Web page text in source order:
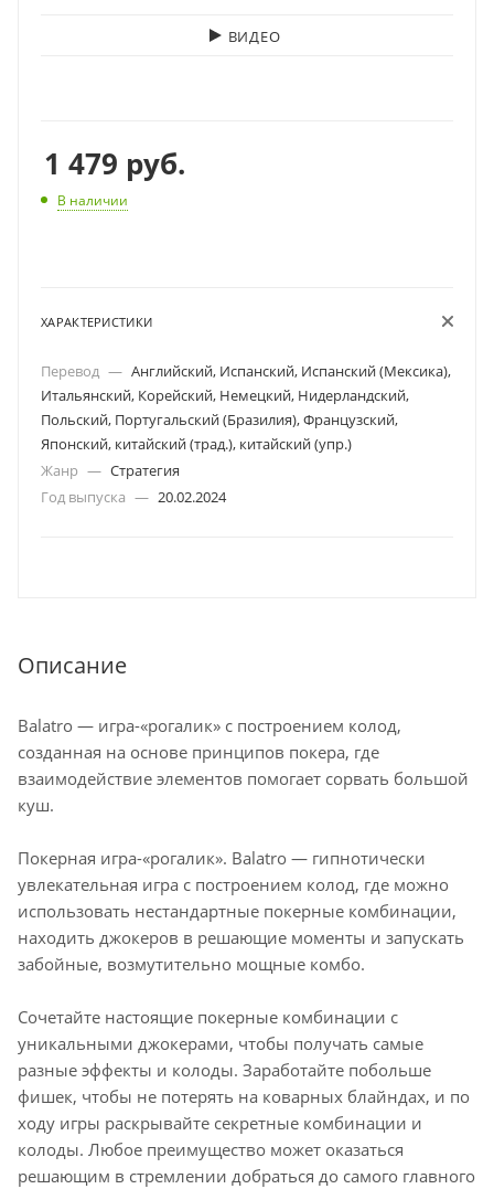
ВИДЕО
1 479 руб.
В наличии
ХАРАКТЕРИСТИКИ
Перевод — Английский, Испанский, Испанский (Мексика),
Итальянский, Корейский, Немецкий, Нидерландский,
Польский, Португальский (Бразилия), Французский,
Японский, китайский (трад.), китайский (упр.)
Жанр — Стратегия
Год выпуска — 20.02.2024
Описание
Balatro — игра-«рогалик» с построением колод,
созданная на основе принципов покера, где
взаимодействие элементов помогает сорвать большой
куш.
Покерная игра-«рогалик». Balatro — гипнотически
увлекательная игра с построением колод, где можно
использовать нестандартные покерные комбинации,
находить джокеров в решающие моменты и запускать
забойные, возмутительно мощные комбо.
Сочетайте настоящие покерные комбинации с
уникальными джокерами, чтобы получать самые
разные эффекты и колоды. Заработайте побольше
фишек, чтобы не потерять на коварных блайндах, и по
ходу игры раскрывайте секретные комбинации и
колоды. Любое преимущество может оказаться
решающим в стремлении добраться до самого главного